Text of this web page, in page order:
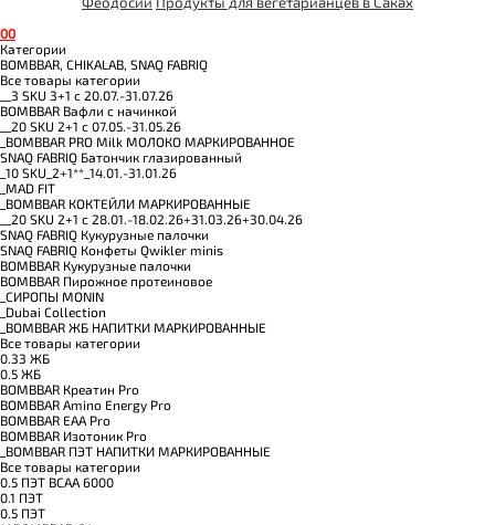
00
Категории
BOMBBAR, CHIKALAB, SNAQ FABRIQ
Все товары категории
__3 SKU 3+1 с 20.07.-31.07.26
BOMBBAR Вафли с начинкой
__20 SKU 2+1 с 07.05.-31.05.26
_BOMBBAR PRO Milk МОЛОКО МАРКИРОВАННОЕ
SNAQ FABRIQ Батончик глазированный
_10 SKU_2+1**_14.01.-31.01.26
_MAD FIT
_BOMBBAR КОКТЕЙЛИ МАРКИРОВАННЫЕ
__20 SKU 2+1 с 28.01.-18.02.26+31.03.26+30.04.26
SNAQ FABRIQ Кукурузные палочки
SNAQ FABRIQ Конфеты Qwikler minis
BOMBBAR Кукурузные палочки
BOMBBAR Пирожное протеиновое
_CИРОПЫ MONIN
_Dubai Collection
_BOMBBAR ЖБ НАПИТКИ МАРКИРОВАННЫЕ
Все товары категории
0.33 ЖБ
0.5 ЖБ
BOMBBAR Креатин Pro
BOMBBAR Amino Energy Pro
BOMBBAR EAA Pro
BOMBBAR Изотоник Pro
_BOMBBAR ПЭТ НАПИТКИ МАРКИРОВАННЫЕ
Все товары категории
0.5 ПЭТ ВСАА 6000
0.1 ПЭТ
0.5 ПЭТ